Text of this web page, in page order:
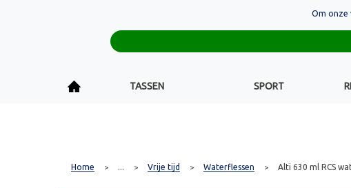
TASSEN SPORT
Home > ... > Vrije tijd > Waterflessen > Alti 630 ml RCS
Om onze